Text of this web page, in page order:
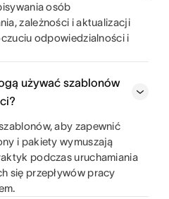
osób
zależności i aktualizacji
odpowiedzialności i
używać szablonów
aby zapewnić
i pakiety wymuszają
podczas uruchamiania
się przepływów pracy